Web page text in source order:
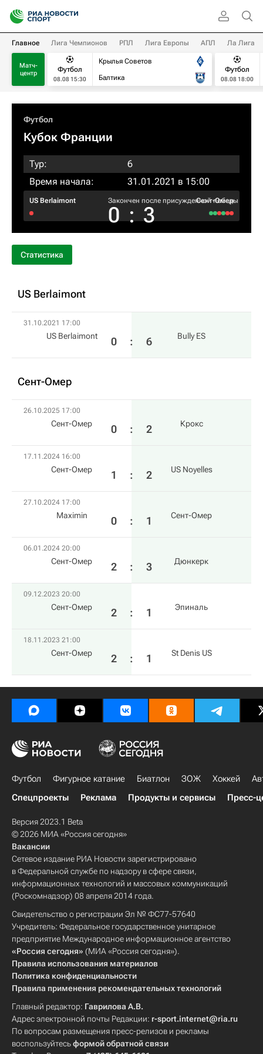
Главное Лига Чемпионов РПЛ Лига Европы АПЛ Ла Лига
Матч-
центр
Футбол
08.08 15:30
Крылья Советов
Балтика
Футбол
08.08 18:00
Футбол
Кубок Франции
Тур:
6
Время начала:
31.01.2021 в 15:00
US Berlaimont Закончен после присужденной победы
0 : 3
Сент-Омер
Статистика
US Berlaimont
31.10.2021 17:00
US Berlaimont 0 : 6 Bully ES
Сент-Омер
26.10.2025 17:00
Сент-Омер 0 : 2 Крокс
17.11.2024 16:00
Сент-Омер 1 : 2 US Noyelles
27.10.2024 17:00
Maximin 0 : 1 Сент-Омер
06.01.2024 20:00
Сент-Омер 2 : 3 Дюнкерк
09.12.2023 20:00
Сент-Омер 2 : 1 Эпиналь
18.11.2023 21:00
Сент-Омер 2 : 1 St Denis US
Футбол Фигурное катание Биатлон ЗОЖ Хоккей
Спецпроекты
Реклама Продукты и сервисы Пресс-
Версия 2023.1 Beta
© 2026 МИА «Россия сегодня»
Вакансии
Сетевое издание РИА Новости зарегистрировано
в Федеральной службе по надзору в сфере связи,
информационных технологий и массовых коммуникаций
(Роскомнадзор) 08 апреля 2014 года.
Свидетельство о регистрации Эл № ФС77-57640
Учредитель: Федеральное государственное унитарное
предприятие Международное информационное агентство
«Россия сегодня» (МИА «Россия сегодня»).
Правила использования материалов
Политика конфиденциальности
Правила применения рекомендательных технологий
Главный редактор: Гаврилова А.В.
Адрес электронной почты Редакции: r-sport.internet@ria.ru
По вопросам размещения пресс-релизов и рекламы
воспользуйтесьформой обратной связи